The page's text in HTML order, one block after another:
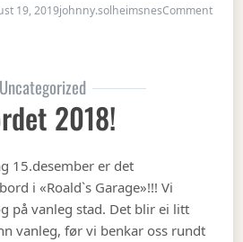
19, 2019johnny.solheimsnesCommenton
Uncategorized
2018!
15.desember er det
i «Roald`s Garage»!!! Vi
på vanleg stad. Det blir ei litt
vanleg, før vi benkar oss rundt